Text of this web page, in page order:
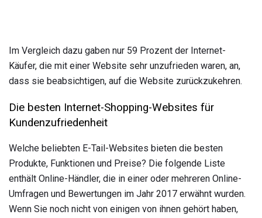
Im Vergleich dazu gaben nur 59 Prozent der Internet-
Käufer, die mit einer Website sehr unzufrieden waren, an,
dass sie beabsichtigen, auf die Website zurückzukehren.
Die besten Internet-Shopping-Websites für
Kundenzufriedenheit
Welche beliebten E-Tail-Websites bieten die besten
Produkte, Funktionen und Preise? Die folgende Liste
enthält Online-Händler, die in einer oder mehreren Online-
Umfragen und Bewertungen im Jahr 2017 erwähnt wurden.
Wenn Sie noch nicht von einigen von ihnen gehört haben,